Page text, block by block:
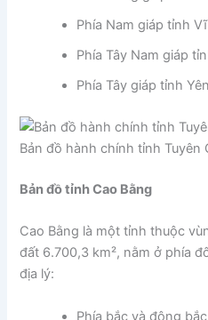
Phía Nam giáp tỉnh
Phía Tây Nam giáp
Phía Tây giáp tỉnh
Bản đồ hành chính tỉnh Tuyên
Bản đồ tỉnh Cao Bằng
Cao Bằng là một tỉnh thuộc
đất 6.700,3 km², nằm ở phía
địa lý:
Phía bắc và đông